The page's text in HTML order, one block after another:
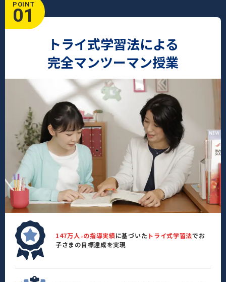
POINT
01
トライ式学習法による
完全マンツーマン授業
147万人 ※ の指導実績に基づいた トライ式学習法でお
子さまの目標達成を実現